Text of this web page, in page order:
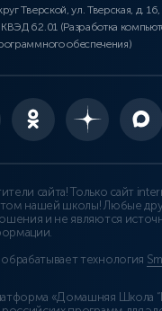
Тверской, ул. Тверская, д. 16,
62.01 (Разработка
обеспечения)
сайта! Только сайт
нашей школы! Любые
и не являются
технология
«Домашняя Школа